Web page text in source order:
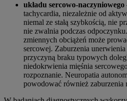
układu sercowo-naczyniowego
tachycardia, niezależnie od
niemal ze stałą szybkością, nie
nie zwalnia podczas
zmiennych obciążeń może
sercowej. Zaburzenia
przyczyną braku typowych
niedokrwienia mięśnia
rozpoznanie. Neuropatia
powodować również zaburzenia